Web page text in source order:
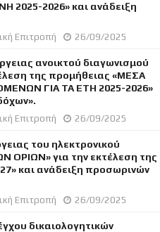
2025-2026» και ανάδειξη
Επιτροπή 26/09/2025
ανοικτού διαγωνισμού
της προμήθειας «ΜΕΣΑ
ΓΙΑ ΤΑ ΕΤΗ 2025-2026»
Επιτροπή 26/09/2025
του ηλεκτρονικού
ΟΡΙΩΝ» για την εκτέλεση της
και ανάδειξη προσωρινών
Επιτροπή 26/09/2025
δικαιολογητικών